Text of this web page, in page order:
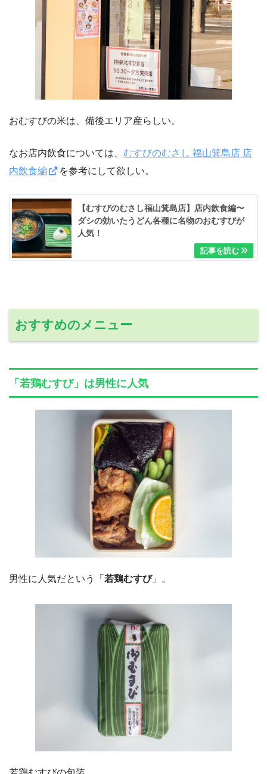
おむすびの米は、備後エリア産らしい。
なお店内飲食については、 むすびのむさし 福山箕島店 店
内飲食編
を参考にして欲しい。
【むすびのむさし福山箕島店】店内飲食編〜
ダシの効いたうどん各種に名物のおむすびが
人気！
おすすめのメニュー
「若鶏むすび」は男性に人気
男性に人気だという「若鶏むすび」。